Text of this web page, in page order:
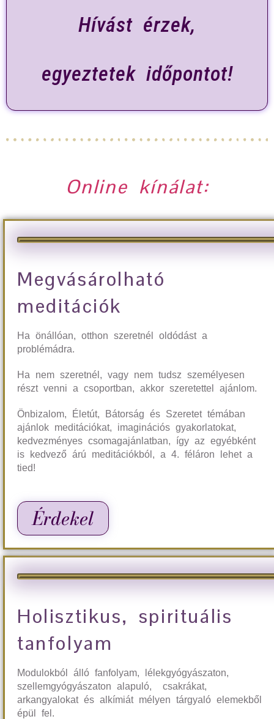
Hívást érzek,
egyeztetek időpontot!
Online kínálat:
Megvásárolható
meditációk
Ha önállóan, otthon szeretnél oldódást a
problémádra.
Ha nem szeretnél, vagy nem tudsz személyesen
részt venni a csoportban, akkor szeretettel ajánlom.
Önbizalom, Életút, Bátorság és Szeretet témában
ajánlok meditációkat, imaginációs gyakorlatokat,
kedvezményes csomagajánlatban, így az egyébként
is kedvező árú meditációkból, a 4. féláron lehet a
tied!
Érdekel
Holisztikus, spirituális
tanfolyam
Modulokból álló fanfolyam, lélekgyógyászaton,
szellemgyógyászaton alapuló, csakrákat,
arkangyalokat és alkímiát mélyen tárgyaló elemekből
épül fel.